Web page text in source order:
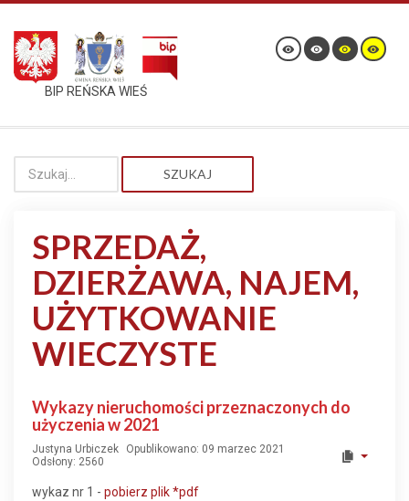
BIP REŃSKA WIEŚ
SZUKAJ
SPRZEDAŻ,
DZIERŻAWA, NAJEM,
UŻYTKOWANIE
WIECZYSTE
Wykazy nieruchomości przeznaczonych do
użyczenia w 2021
Justyna Urbiczek
Opublikowano: 09 marzec 2021
Odsłony: 2560
wykaz nr 1 - pobierz plik*pdf